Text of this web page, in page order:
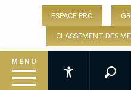
MENU
ESPACE PRO
CLASSEMENT DES